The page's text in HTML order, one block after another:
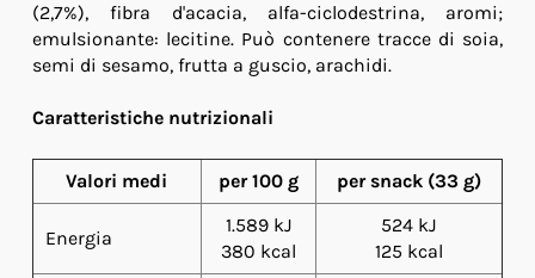
(2,7%), fibra d'acacia, alfa-ciclodestrina, aromi;
emulsionante: lecitine. Può contenere tracce di soia,
semi di sesamo, frutta a guscio, arachidi.
Caratteristiche nutrizionali
Valori medi per 100 g per snack (33 g)
Energia
1.589 kJ
380 kcal
524 kJ
125 kcal